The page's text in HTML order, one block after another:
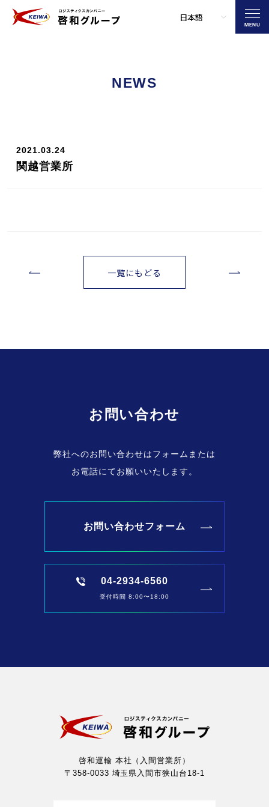
MENU
NEWS
2021.03.24
関越営業所
一覧にもどる
お問い合わせ
弊社へのお問い合わせはフォームまたは
お電話にてお願いいたします。
お問い合わせフォーム
04-2934-6560
受付時間 8:00〜18:00
啓和運輸 本社（入間営業所）
〒358-0033 埼玉県入間市狭山台18-1